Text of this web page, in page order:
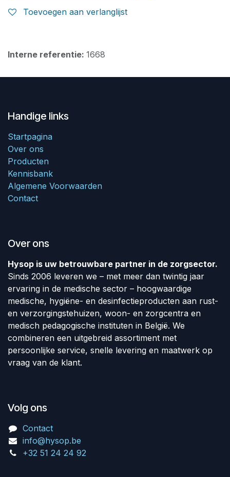
Toevoegen aan verlanglijst
Interne referentie: 1668
Handige links
Startpagina
Over ons
Producten
Kennisbank
Algemene Voorwaarden
Contact
Over ons
Hysop is uw betrouwbare partner in de zorgsector.
Sinds 2006 leveren we – met meer dan twintig jaar
ervaring in de medische sector – hoogwaardige
medische, hygiëne- en desinfectieproducten aan rust-
en verzorgingstehuizen, woon- en zorgcentra en
medisch pedagogische instituten in België. We
combineren een uitgebreid assortiment met
persoonlijke service, snelle levering en maatwerk op
vraag van de klant.
Volg ons
Contact
info@hysop.be
+32 51 24 24 92